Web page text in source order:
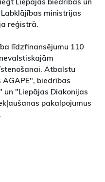
ministrijas
reģistrā.
līdzfinansējumu 110
Atbalstu
biedrības
"Liepājas Diakonijas
pakalpojumus